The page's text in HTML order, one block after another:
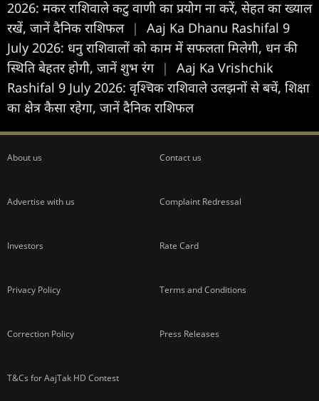
2026: मकर राशिवाले कटु वाणी का प्रयोग ना करें, सेहत का ख्याल
रखें, जानें दैनिक राशिफल |
Aaj Ka Dhanu Rashifal 9
July 2026: धनु राशिवालों को काम में सफलता मिलेगी, धन की
स्थिति बेहतर होगी, जानें शुभ रंग |
Aaj Ka Vrishchik
Rashifal 9 July 2026: वृश्चिक राशिवाले उलझनों से बचें, शिक्षा
का क्षेत्र कैसा रहेगा, जानें दैनिक राशिफल
About us Contact us
Advertise with us Complaint Redressal
Investors Rate Card
Privacy Policy Terms and Conditions
Correction Policy Press Releases
T&Cs for AajTak HD Contest